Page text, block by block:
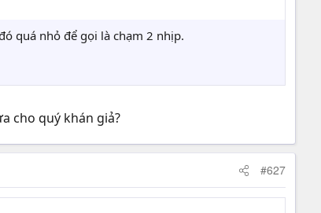
quá nhỏ để gọi là chạm 2 nhịp.
cho quý khán giả?
#627